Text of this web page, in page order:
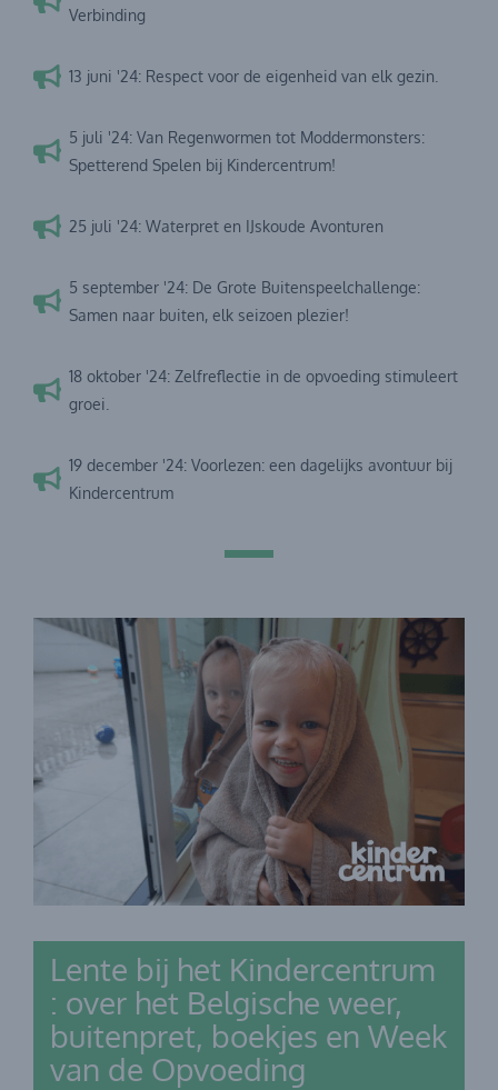
Verbinding
13 juni '24: Respect voor de eigenheid van elk gezin.
5 juli '24: Van Regenwormen tot Moddermonsters:
Spetterend Spelen bij Kindercentrum!
25 juli '24: Waterpret en IJskoude Avonturen
5 september '24: De Grote Buitenspeelchallenge:
Samen naar buiten, elk seizoen plezier!
18 oktober '24: Zelfreflectie in de opvoeding stimuleert
groei.
19 december '24: Voorlezen: een dagelijks avontuur bij
Kindercentrum
Lente bij het Kindercentrum
: over het Belgische weer,
buitenpret, boekjes en Week
van de Opvoeding